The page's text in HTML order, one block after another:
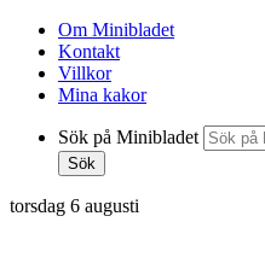
Om Minibladet
Kontakt
Villkor
Mina kakor
Sök på Minibladet
Sök
torsdag 6 augusti